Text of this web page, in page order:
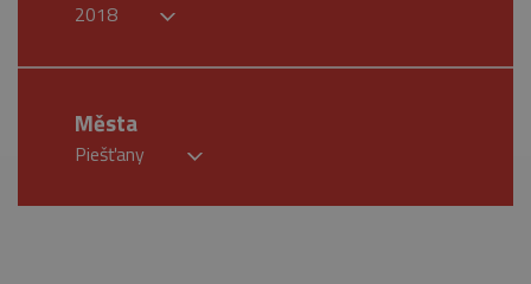
2018
Města
Piešťany